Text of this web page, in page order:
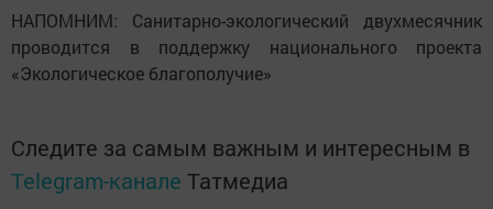
НАПОМНИМ: Санитарно-экологический двухмесячник
проводится в поддержку национального проекта
«Экологическое благополучие»
Следите за самым важным и интересным в
Telegram-канале Татмедиа